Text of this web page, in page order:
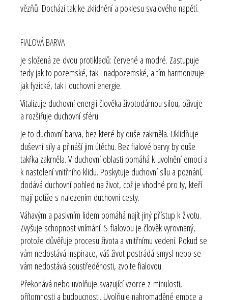
vězňů. Dochází tak ke zklidnění a poklesu svalového napětí.
FIALOVÁ BARVA
Je složená ze dvou protikladů: červené a modré. Zastupuje
tedy jak to pozemské, tak i nadpozemské, a tím harmonizuje
jak fyzické, tak i duchovní energie.
Vitalizuje duchovní energii člověka životodárnou silou, oživuje
a rozšiřuje duchovní sféru.
Je to duchovní barva, bez které by duše zakrněla. Uklidňuje
duševní síly a přináší jim útěchu. Bez fialové barvy by duše
takřka zakrněla. V duchovní oblasti pomáhá k uvolnění emocí a
k nastolení vnitřního klidu. Poskytuje duchovní sílu a poznání,
dodává duchovní pohled na život, což je vhodné pro ty, kteří
mají potíže s nalezením duchovní cesty.
Váhavým a pasivním lidem pomáhá najít jiný přístup k životu.
Zvyšuje schopnost vnímání. S fialovou je člověk vyrovnaný,
protože důvěřuje procesu života a vnitřnímu vedení. Pokud se
vám nedostává inspirace, váš život postrádá smysl nebo se
vám nedostává soustředěnosti, zvolte fialovou.
Překonává nebo uvolňuje svazující vzorce z minulosti,
přítomnosti a budoucnosti. Uvolňuje nahromaděné emoce a